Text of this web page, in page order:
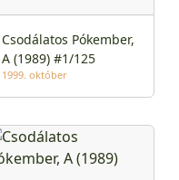
Csodálatos Pókember,
A (1989) #1/125
1999. október